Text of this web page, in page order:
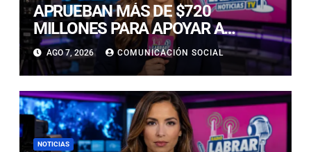
APRUEBAN MÁS DE $720
MILLONES PARA APOYAR A
EMPRESAS AFECTADAS POR LA
EMERGENCIA EN ATACAMA
AGO 7, 2026 COMUNICACIÓN SOCIAL
NOTICIAS